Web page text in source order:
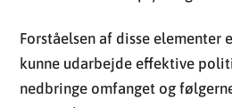
Forståelsen af disse elementer
kunne udarbejde effektive
nedbringe omfanget og